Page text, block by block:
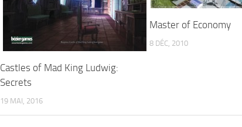
Castles of Mad King Ludwig:
Secrets
19 MAI, 2016
Master of Economy
8 DÉC, 2010